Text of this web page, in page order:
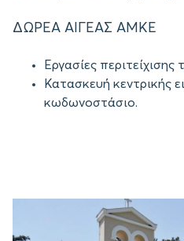
ΔΩΡΕΑ ΑΙΓΕΑΣ ΑΜΚΕ
Εργασίες περιτείχισης
Κατασκευή κεντρικής
κωδωνοστάσιο.